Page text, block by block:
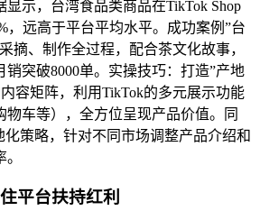
显示，台湾食品类商品在TikTok Shop
，远高于平台平均水平。成功案例”台
摘、制作全过程，配合茶文化故事，
销突破8000单。实操技巧：打造”产地
容矩阵，利用TikTok的多元展示功能
物车等），全方位呈现产品价值。同
化策略，针对不同市场调整产品介绍和
平台扶持红利